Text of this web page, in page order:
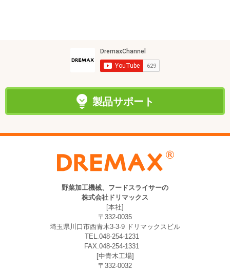
製品サポート
野菜加工機械、フードスライサーの
株式会社ドリマックス
[本社]
〒332-0035
埼玉県川口市西青木3-3-9 ドリマックスビル
TEL.048-254-1231
FAX.048-254-1331
[中青木工場]
〒332-0032